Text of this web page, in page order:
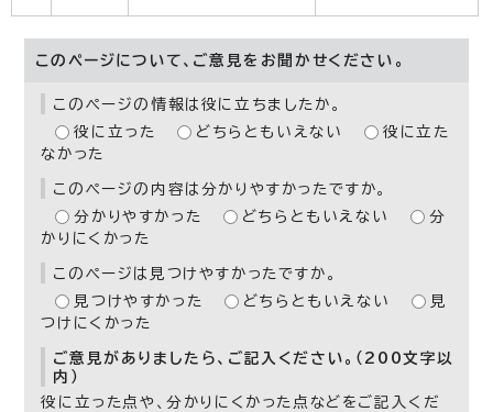
このページについて、ご意見をお聞かせください。
このページの情報は役に立ちましたか。
役に立った
どちらともいえない
役に立た
なかった
このページの内容は分かりやすかったですか。
分かりやすかった
どちらともいえない
分
かりにくかった
このページは見つけやすかったですか。
見つけやすかった
どちらともいえない
見
つけにくかった
ご意見がありましたら、ご記入ください。（200文字以
内）
役に立った点や、分かりにくかった点などをご記入くだ